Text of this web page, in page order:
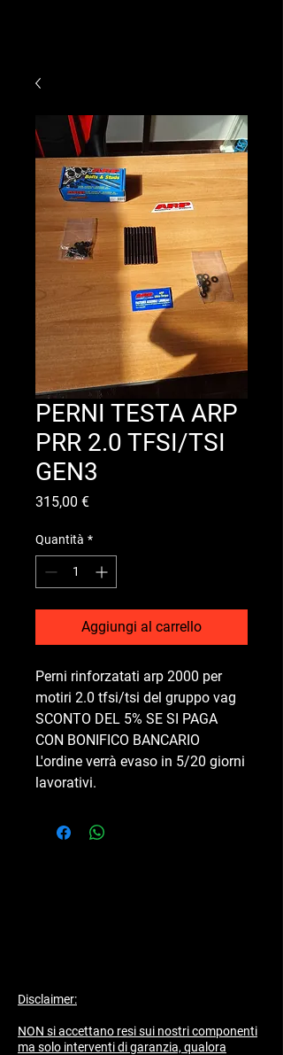
PERNI TESTA ARP
PRR 2.0 TFSI/TSI
GEN3
315,00 €Prezzo
Quantità *
Aggiungi al carrello
Perni rinforzatati arp 2000 per
motiri 2.0 tfsi/tsi del gruppo vag
SCONTO DEL 5% SE SI PAGA
CON BONIFICO BANCARIO
L'ordine verrà evaso in 5/20 giorni
lavorativi.
Disclaimer:
NON si accettano resi sui nostri componenti
ma solo interventi di garanzia, qualora